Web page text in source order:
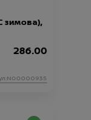
зимова),
286.00